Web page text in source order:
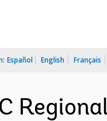
Español English Français